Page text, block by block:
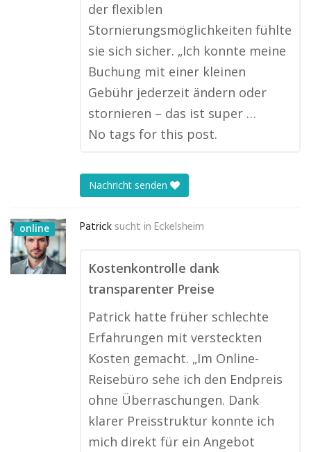
der flexiblen
Stornierungsmöglichkeiten fühlte
sie sich sicher. „Ich konnte meine
Buchung mit einer kleinen
Gebühr jederzeit ändern oder
stornieren – das ist super …
No tags for this post.
Nachricht senden
online Patrick sucht in Eckelsheim
Kostenkontrolle dank
transparenter Preise
Patrick hatte früher schlechte
Erfahrungen mit versteckten
Kosten gemacht. „Im Online-
Reisebüro sehe ich den Endpreis
ohne Überraschungen. Dank
klarer Preisstruktur konnte ich
mich direkt für ein Angebot